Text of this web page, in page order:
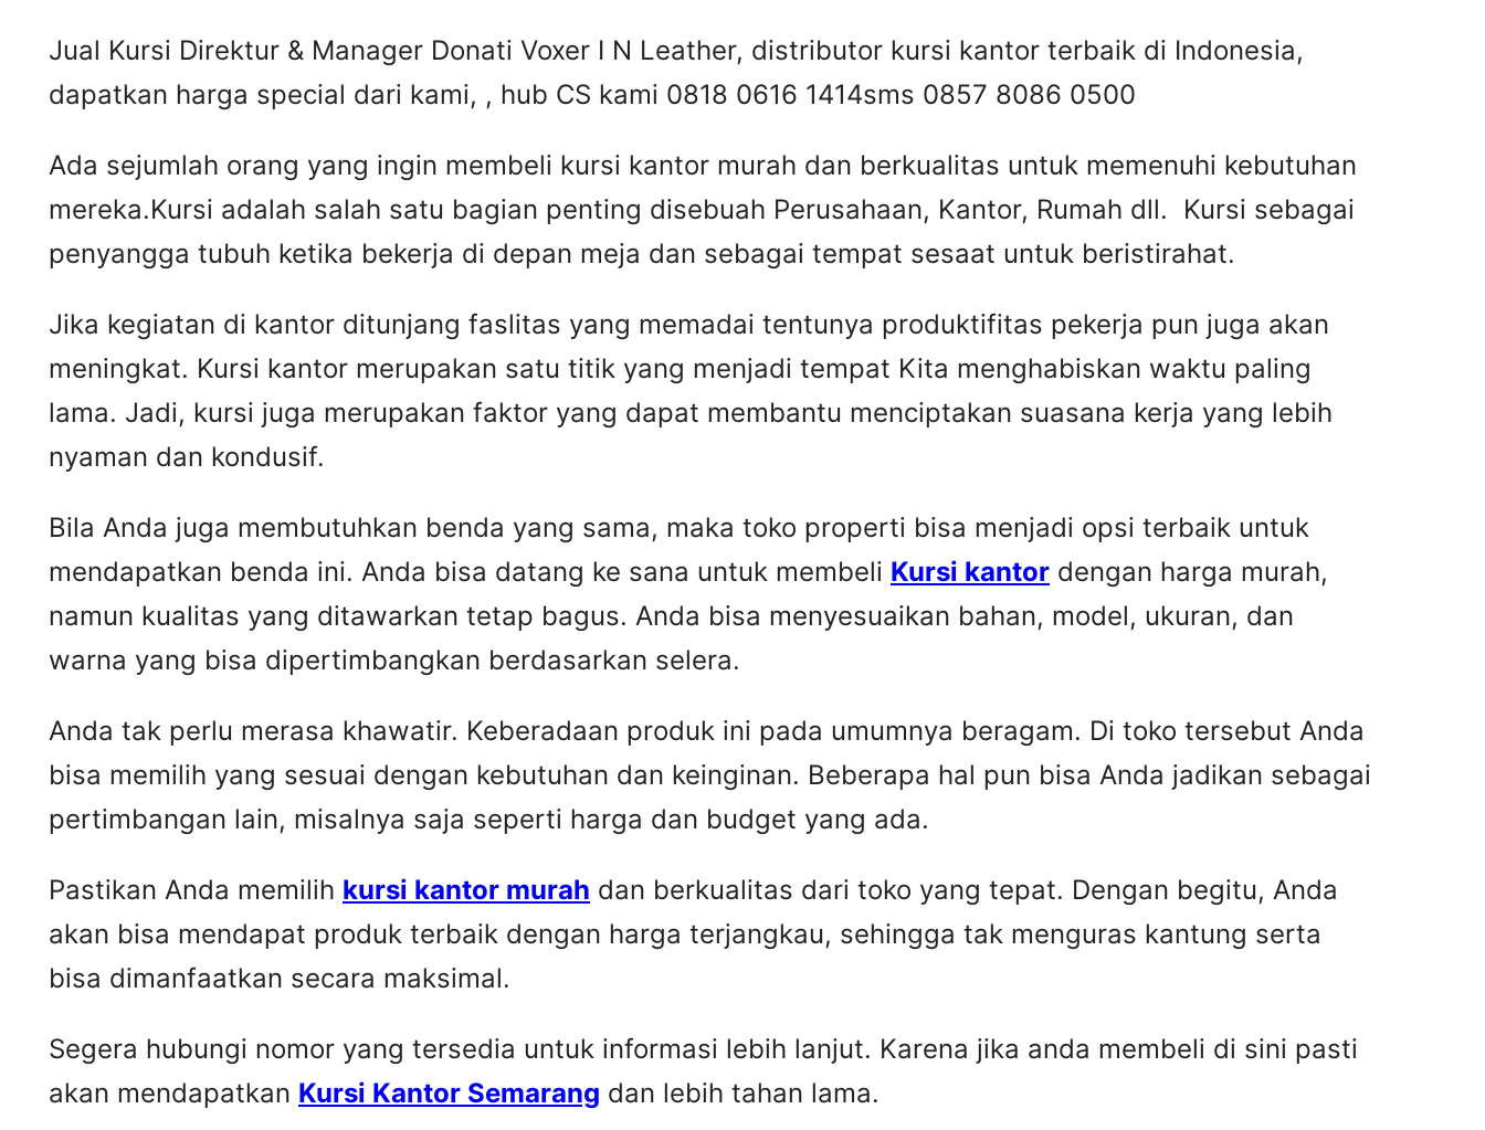
Jual Kursi Direktur & Manager Donati Voxer I N Leather, distributor kursi kantor terbaik di Indonesia,
dapatkan harga special dari kami, , hub CS kami 0818 0616 1414sms 0857 8086 0500
Ada sejumlah orang yang ingin membeli kursi kantor murah dan berkualitas untuk memenuhi kebutuhan
mereka.Kursi adalah salah satu bagian penting disebuah Perusahaan, Kantor, Rumah dll. Kursi sebagai
penyangga tubuh ketika bekerja di depan meja dan sebagai tempat sesaat untuk beristirahat.
Jika kegiatan di kantor ditunjang faslitas yang memadai tentunya produktifitas pekerja pun juga akan
meningkat. Kursi kantor merupakan satu titik yang menjadi tempat Kita menghabiskan waktu paling
lama. Jadi, kursi juga merupakan faktor yang dapat membantu menciptakan suasana kerja yang lebih
nyaman dan kondusif.
Bila Anda juga membutuhkan benda yang sama, maka toko properti bisa menjadi opsi terbaik untuk
mendapatkan benda ini. Anda bisa datang ke sana untuk membeli Kursi kantor dengan harga murah,
namun kualitas yang ditawarkan tetap bagus. Anda bisa menyesuaikan bahan, model, ukuran, dan
warna yang bisa dipertimbangkan berdasarkan selera.
Anda tak perlu merasa khawatir. Keberadaan produk ini pada umumnya beragam. Di toko tersebut Anda
bisa memilih yang sesuai dengan kebutuhan dan keinginan. Beberapa hal pun bisa Anda jadikan sebagai
pertimbangan lain, misalnya saja seperti harga dan budget yang ada.
Pastikan Anda memilih kursi kantor murah dan berkualitas dari toko yang tepat. Dengan begitu, Anda
akan bisa mendapat produk terbaik dengan harga terjangkau, sehingga tak menguras kantung serta
bisa dimanfaatkan secara maksimal.
Segera hubungi nomor yang tersedia untuk informasi lebih lanjut. Karena jika anda membeli di sini pasti
akan mendapatkan Kursi Kantor Semarang dan lebih tahan lama.